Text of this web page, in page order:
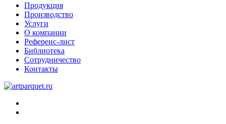
Продукция
Производство
Услуги
О компании
Референс-лист
Библиотека
Сотрудничество
Контакты